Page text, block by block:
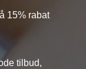
15% rabat
tilbud,